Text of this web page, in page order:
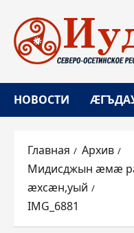
содержимому
НОВОСТИ
Главная
Архив
Мидисджын æмæ
æхсæн,уый
IMG_6881